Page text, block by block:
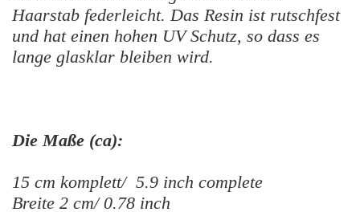
Haarstab federleicht. Das Resin ist rutschfest
und hat einen hohen UV Schutz, so dass es
lange glasklar bleiben wird.
Die Maße (ca):
15 cm komplett/ 5.9 inch complete
Breite 2 cm/ 0.78 inch